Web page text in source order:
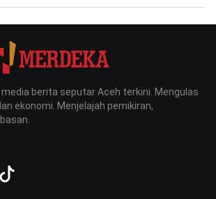
media berita seputar Aceh terkini. Mengulas
ekonomi. Menjelajah pemikiran,